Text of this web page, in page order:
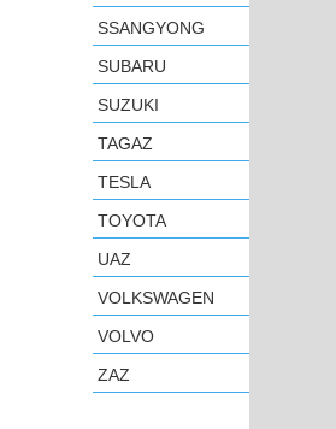
SSANGYONG
SUBARU
SUZUKI
TAGAZ
TESLA
TOYOTA
UAZ
VOLKSWAGEN
VOLVO
ZAZ